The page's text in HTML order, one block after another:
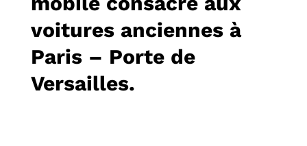
voitures anciennes à
Paris – Porte de
Versailles.